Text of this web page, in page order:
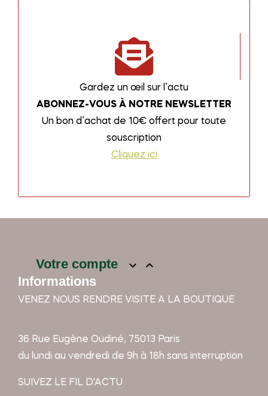
Gardez un œil sur l’actu
ABONNEZ-VOUS À NOTRE NEWSLETTER
Un bon d’achat de 10€ offert pour toute
souscription
Cliquez ici
Votre compte  
Informations
VENEZ NOUS RENDRE VISITE A LA BOUTIQUE
36 Rue Eugène Oudiné, 75013 Paris
du lundi au vendredi de 9h à 18h sans interruption
SUIVEZ LE FIL D'ACTU